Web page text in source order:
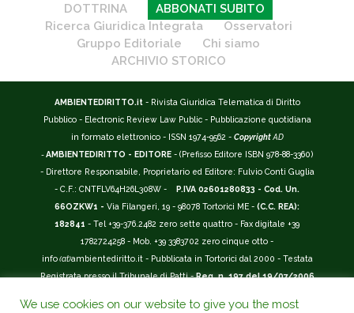
DOTTRINA
ABBONATI SUBITO
Ricerca Giuridica Integrata
Osservatori
Gruppo Editoriale
Chi siamo
ARCHIVIO STORICO
AMBIENTEDIRITTO.it - Rivista Giuridica Telematica di Diritto
Pubblico - Electronic Review Law Public - Pubblicazione quotidiana
in formato elettronico - ISSN 1974-9562 - Copyright AD
-AMBIENTEDIRITTO - EDITORE - (Prefisso Editore ISBN 978-88-3360)
- Direttore Responsabile, Proprietario ed Editore: Fulvio Conti Guglia
- C.F.: CNTFLV64H26L308W -
P.IVA 02601280833 - Cod. Un.
66OZKW1 - Via Filangeri, 19 - 98078 Tortorici ME - (C.C. REA):
182841 - Tel +39-376.2482 zero sette quattro - Fax digitale +39
1782724258 - Mob. +39 3383702 zero cinque otto -
info(at)ambientediritto.it - Pubblicata in Tortorici dal 2000 - Testata
Registrata presso il Tribunale di Patti -Reg. n. 197 del 19/07/2006
__________
We use cookies on our website to give you the most